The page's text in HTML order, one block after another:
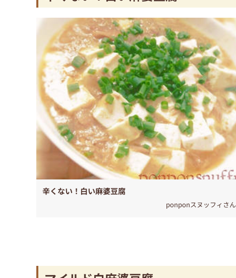
辛くない！白い麻婆豆腐
ponponスヌッフィさん